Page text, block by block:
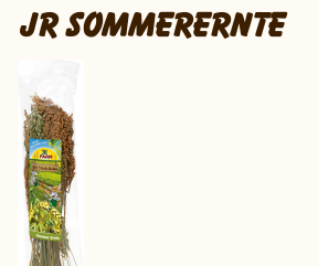
JR SOMMERERNTE